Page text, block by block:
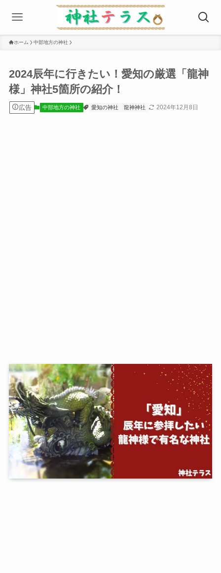
ホーム 中部地方の神社
2024辰年に行きたい！愛知の厳選「龍神
様」神社5箇所の紹介！
広告 中部地方の神社 愛知の神社 龍神神社 2024年12月8日